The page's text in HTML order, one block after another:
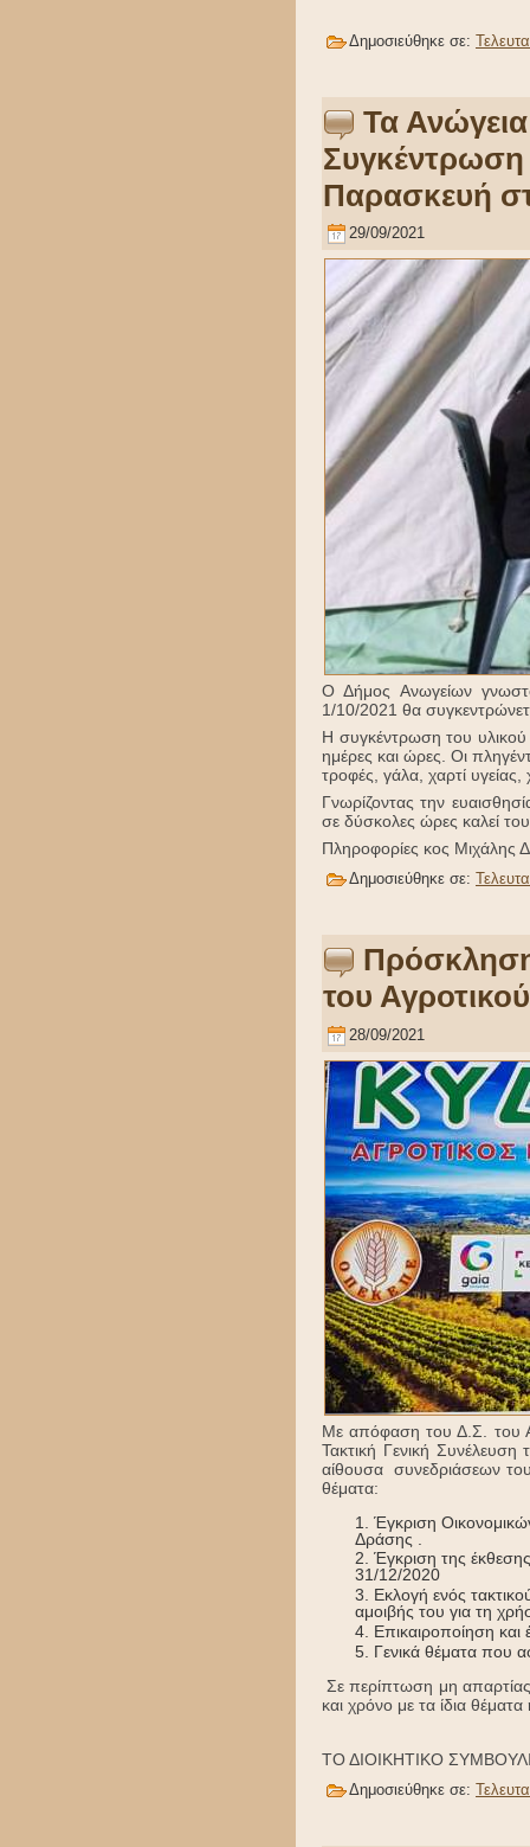
Δημοσιεύθηκε σε:
Τα
Συγκέντρωση
Παρασκευή
29/09/2021
Ο Δήμος Ανωγείων
1/10/2021 θα
Η συγκέντρωση του υλικού
ημέρες και ώρες. Οι
τροφές, γάλα, χαρτί
Γνωρίζοντας την
σε δύσκολες ώρες καλεί
Πληροφορίες κος Μιχάλης
Δημοσιεύθηκε σε:
του
28/09/2021
Με απόφαση του Δ.Σ. του
Τακτική Γενική
αίθουσα συνεδριάσεων
θέματα:
Έγκριση
Δράσης .
Έγκριση της
31/12/2020
Εκλογή ενός
αμοιβής του για τη
Επικαιροποίηση
Γενικά θέματα που
Σε περίπτωση μη
και χρόνο με τα ίδια
ΤΟ ΔΙΟΙΚΗΤΙΚΟ
Δημοσιεύθηκε σε: